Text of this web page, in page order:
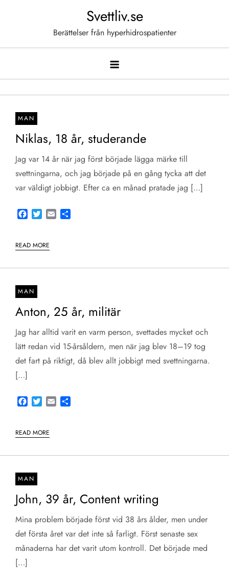
Svettliv.se
Berättelser från hyperhidrospatienter
MAN
Niklas, 18 år, studerande
Jag var 14 år när jag först började lägga märke till
svettningarna, och jag började på en gång tycka att det
var väldigt jobbigt. Efter ca en månad pratade jag […]
Facebook
TwitterEmail
READ MORE
MAN
Anton, 25 år, militär
Jag har alltid varit en varm person, svettades mycket och
lätt redan vid 15-årsåldern, men när jag blev 18–19 tog
det fart på riktigt, då blev allt jobbigt med svettningarna.
[…]
Facebook
TwitterEmail
READ MORE
MAN
John, 39 år, Content writing
Mina problem började först vid 38 års ålder, men under
det första året var det inte så farligt. Först senaste sex
månaderna har det varit utom kontroll. Det började med
[…]